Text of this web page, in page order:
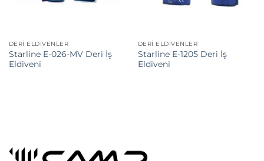
DERI ELDIVENLER
Starline E-026-MV Deri İş
Eldiveni
DERI ELDIVENLER
Starline E-1205 Deri İş
Eldiveni